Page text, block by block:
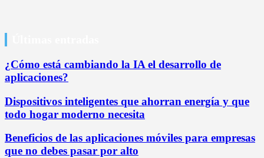
¿Cómo está cambiando la IA el desarrollo de
aplicaciones?
Dispositivos inteligentes que ahorran energía y que
todo hogar moderno necesita
Beneficios de las aplicaciones móviles para empresas
que no debes pasar por alto